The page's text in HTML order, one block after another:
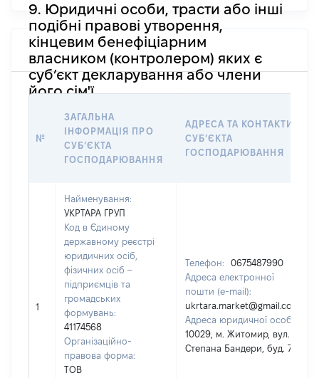
9. Юридичні особи, трасти або інші
подібні правові утворення,
кінцевим бенефіціарним
власником (контролером) яких є
суб’єкт декларування або члени
його сім'ї
№
ЗАГАЛЬНА
ІНФОРМАЦІЯ ПРО
СУБʼЄКТА
ГОСПОДАРЮВАННЯ
АДРЕСА ТА КОНТАКТИ
СУБʼЄКТА
ГОСПОДАРЮВАННЯ
1
Найменування:
УКРТАРА ГРУП
Код в Єдиному
державному реєстрі
юридичних осіб,
фізичних осіб –
підприємців та
громадських
формувань:
41174568
Організаційно-
правова форма:
ТОВ
Телефон:
0675487990
Адреса електронної
пошти (e-mail):
ukrtara.market@gmail.com
Адреса юридичної особи:
10029, м. Житомир, вул.
Степана Бандери, буд. 7